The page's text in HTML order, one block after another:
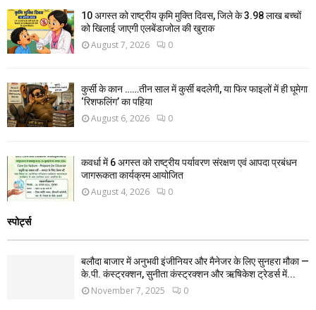
10 अगस्त को राष्ट्रीय कृमि मुक्ति दिवस, जिले के 3.98 लाख बच्चों
को खिलाई जाएगी एलबेंडाजोल की खुराक
August 7, 2026 0
कुर्सी के कान ……तीन साल में कुर्सी बदलेगी, या फिर फाइलों में ही घूमेगा
‘रिशफलिंग’ का पहिया
August 6, 2026 0
कवर्धा में 6 अगस्त को राष्ट्रीय पर्यावरण संरक्षण एवं आपदा प्रबंधन
जागरूकता कार्यक्रम आयोजित
August 4, 2026 0
स्पोर्ट्स
बलौदा बाजार में अनुभवी इंजीनियर और मैनेजर के लिए सुनहरा मौका —
के.पी. कंस्ट्रक्शन, सुनीता कंस्ट्रक्शन और ऋषिकेश ट्रेडर्स में...
November 7, 2025 0